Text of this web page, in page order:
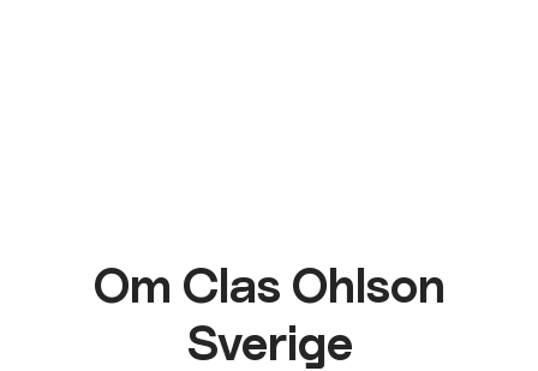
Om Clas Ohlson
Sverige